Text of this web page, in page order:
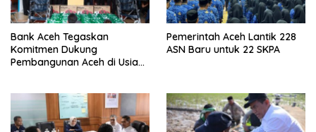
Bank Aceh Tegaskan
Komitmen Dukung
Pembangunan Aceh di Usia
Pemerintah Aceh Lantik 228
ASN Baru untuk 22 SKPA